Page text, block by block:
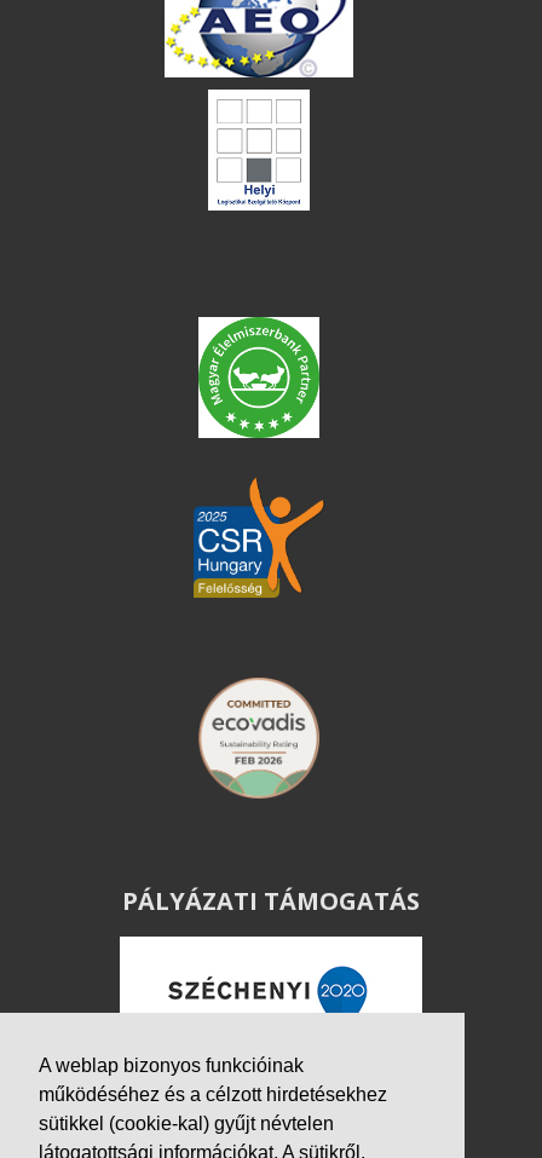
A weblap bizonyos funkcióinak
működéséhez és a célzott hirdetésekhez
sütikkel (cookie-kal) gyűjt névtelen
látogatottsági információkat. A sütikről,
PÁLYÁZATI TÁMOGATÁS